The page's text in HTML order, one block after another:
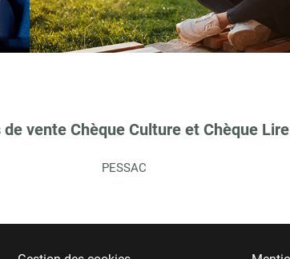
vente Chèque Culture et Chèque
PESSAC